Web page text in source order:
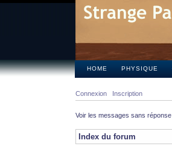
HOME PHYSIQUE
Connexion Inscription
Voir les messages sans réponse
Index du forum